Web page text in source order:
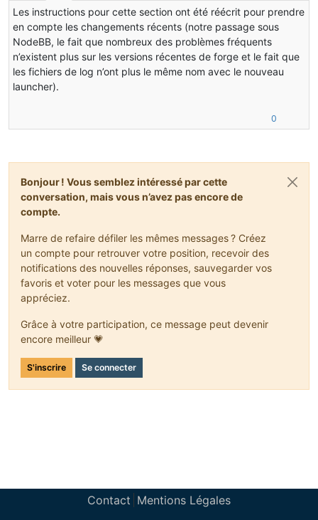
Les instructions pour cette section ont été réécrit pour prendre
en compte les changements récents (notre passage sous
NodeBB, le fait que nombreux des problèmes fréquents
n’existent plus sur les versions récentes de forge et le fait que
les fichiers de log n’ont plus le même nom avec le nouveau
launcher).
0
Bonjour ! Vous semblez intéressé par cette
conversation, mais vous n’avez pas encore de
compte.
Marre de refaire défiler les mêmes messages ? Créez
un compte pour retrouver votre position, recevoir des
notifications des nouvelles réponses, sauvegarder vos
favoris et voter pour les messages que vous
appréciez.
Grâce à votre participation, ce message peut devenir
encore meilleur 💗
S'inscrire Se connecter
Contact Mentions Légales